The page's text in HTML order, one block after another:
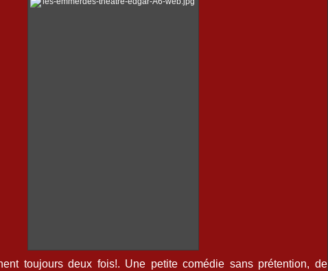
toujours deux fois!. Une petite comédie sans prétention, de